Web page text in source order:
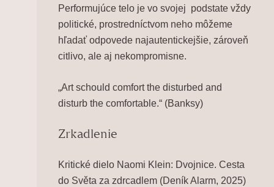
Performujúce telo je vo svojej podstate vždy
politické, prostredníctvom neho môžeme
hľadať odpovede najautentickejšie, zároveň
citlivo, ale aj nekompromisne.
„Art schould comfort the disturbed and
disturb the comfortable.“ (Banksy)
Zrkadlenie
Kritické dielo Naomi Klein: Dvojnice. Cesta
do Světa za zdrcadlem (Deník Alarm, 2025)